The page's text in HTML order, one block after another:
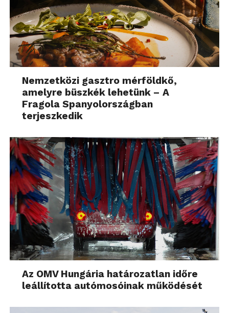
Nemzetközi gasztro mérföldkő,
amelyre büszkék lehetünk – A
Fragola Spanyolországban
terjeszkedik
Az OMV Hungária határozatlan időre
leállította autómosóinak működését